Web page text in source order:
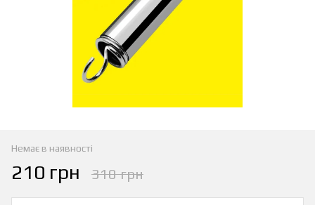
Немає в наявності
210 грн 310 грн